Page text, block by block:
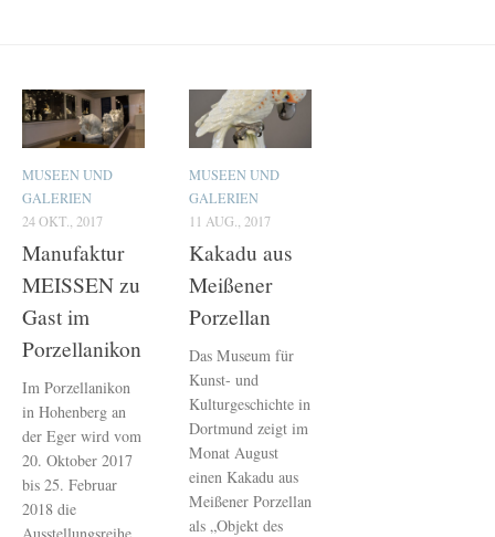
MUSEEN UND
GALERIEN
24 OKT., 2017
Manufaktur
MEISSEN zu
Gast im
Porzellanikon
Im Porzellanikon
in Hohenberg an
der Eger wird vom
20. Oktober 2017
bis 25. Februar
2018 die
MUSEEN UND
GALERIEN
11 AUG., 2017
Kakadu aus
Meißener
Porzellan
Das Museum für
Kunst- und
Kulturgeschichte in
Dortmund zeigt im
Monat August
einen Kakadu aus
Meißener Porzellan
als „Objekt des